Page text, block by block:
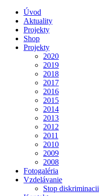
Úvod
Aktuality
Projekty
Shop
Projekty
2020
2019
2018
2017
2016
2015
2014
2013
2012
2011
2010
2009
2008
Fotogaléria
Vzdelávanie
Stop diskriminacii